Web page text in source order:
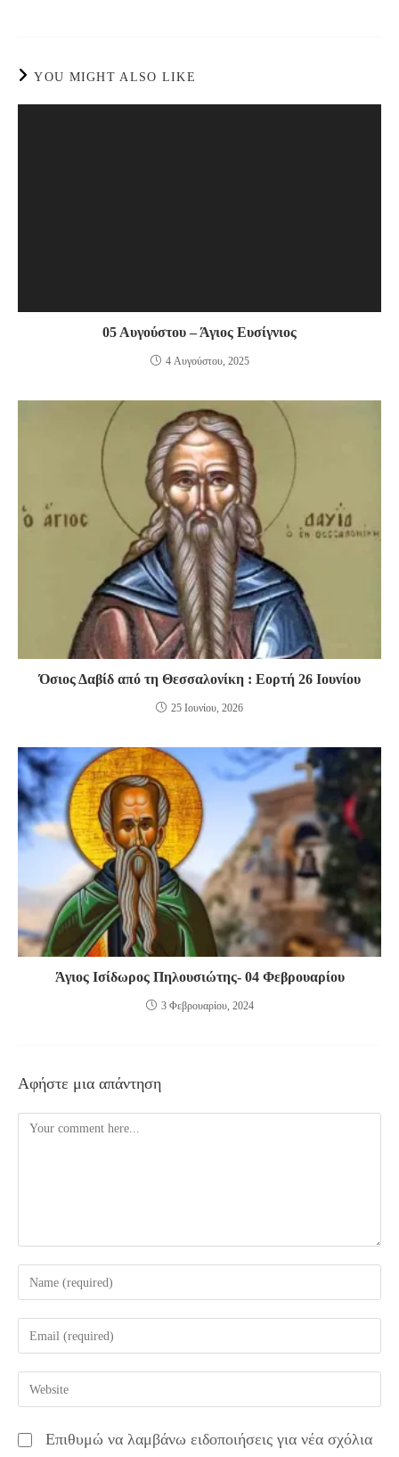
YOU MIGHT ALSO LIKE
05 Αυγούστου – Άγιος Ευσίγνιος
4 Αυγούστου, 2025
Όσιος Δαβίδ από τη Θεσσαλονίκη : Εορτή 26 Ιουνίου
25 Ιουνίου, 2026
Άγιος Ισίδωρος Πηλουσιώτης- 04 Φεβρουαρίου
3 Φεβρουαρίου, 2024
Αφήστε μια απάντηση
Comment
Enter
your
name
comment
Enter
your
email
address
comment
Enter
your
URL
Επιθυμώ να λαμβάνω ειδοποιήσεις για νέα σχόλια